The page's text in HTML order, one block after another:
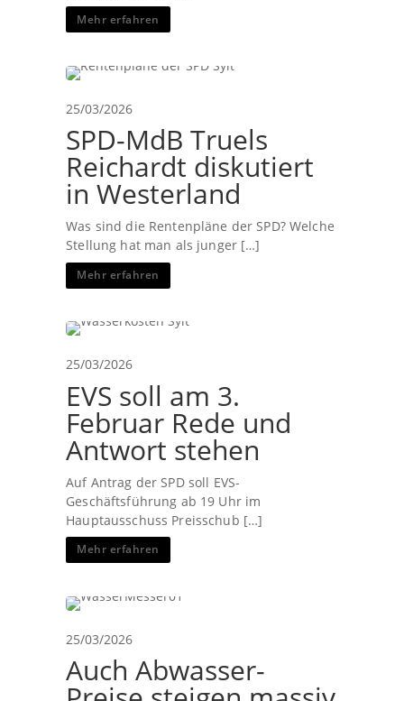
Mehr erfahren
25/03/2026
SPD-MdB Truels
Reichardt diskutiert
in Westerland
Was sind die Rentenpläne der SPD? Welche
Stellung hat man als junger […]
Mehr erfahren
25/03/2026
EVS soll am 3.
Februar Rede und
Antwort stehen
Auf Antrag der SPD soll EVS-
Geschäftsführung ab 19 Uhr im
Hauptausschuss Preisschub […]
Mehr erfahren
25/03/2026
Auch Abwasser-